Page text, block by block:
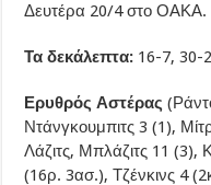
Δευτέρα 20/4 στο ΟΑΚΑ.
Τα δεκάλεπτα: 16-7, 30-
Ερυθρός Αστέρας
Ντάνγκουμπιτς 3 (1),
Λάζιτς, Μπλάζιτς 11 (3),
(16ρ. 3ασ.), Τζένκινς 4